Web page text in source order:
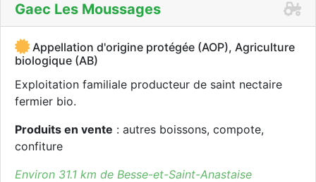
Gaec Les Moussages
Appellation d'origine protégée (AOP), Agriculture
biologique (AB)
Exploitation familiale producteur de saint nectaire
fermier bio.
Produits en vente : autres boissons, compote,
confiture
Environ 31.1 km de Besse-et-Saint-Anastaise